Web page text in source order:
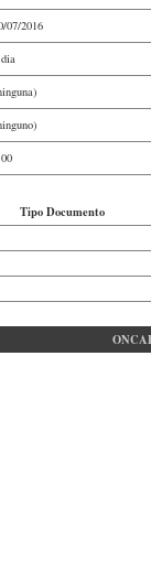
07/2016
Tipo Documento